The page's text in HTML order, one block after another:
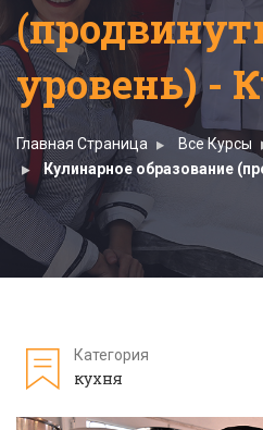
уровень) -
Главная Страница Все Курсы
Кулинарное образование
Категория
кухня